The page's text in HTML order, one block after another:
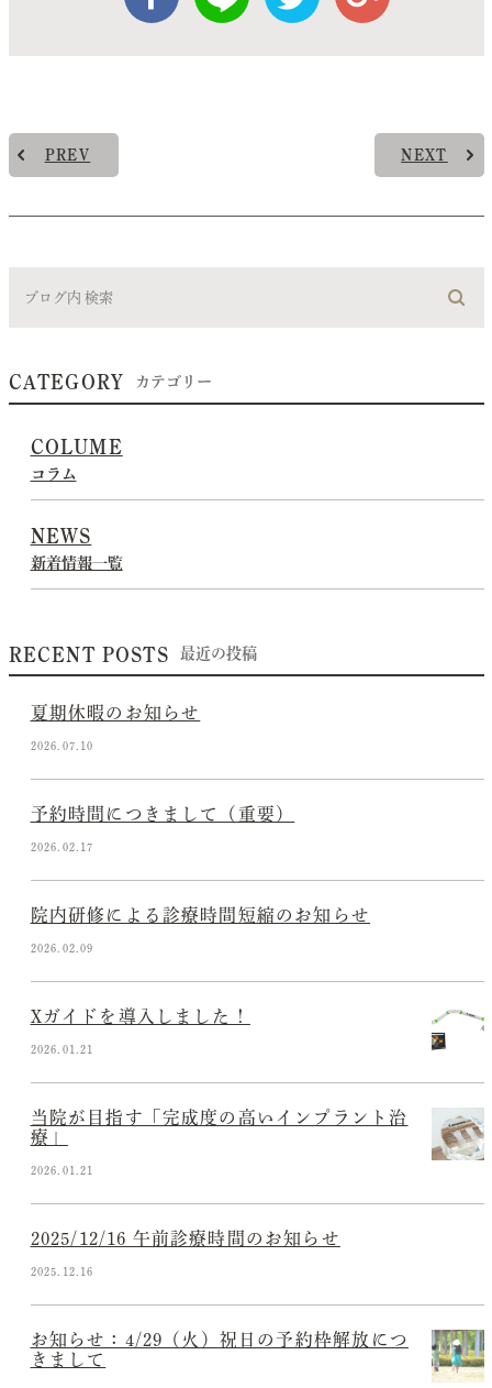
PREV NEXT
CATEGORY カテゴリー
COLUME
コラム
NEWS
新着情報一覧
RECENT POSTS 最近の投稿
夏期休暇のお知らせ
2026.07.10
予約時間につきまして（重要）
2026.02.17
院内研修による診療時間短縮のお知らせ
2026.02.09
Xガイドを導入しました！
2026.01.21
当院が目指す「完成度の高いインプラント治
療」
2026.01.21
2025/12/16 午前診療時間のお知らせ
2025.12.16
お知らせ：4/29（火）祝日の予約枠解放につ
きまして